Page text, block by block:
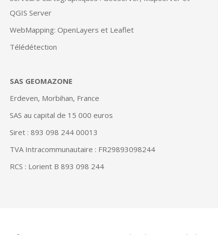
QGIS Server
WebMapping: OpenLayers et Leaflet
Télédétection
SAS GEOMAZONE
Erdeven, Morbihan, France
SAS au capital de 15 000 euros
Siret : 893 098 244 00013
TVA Intracommunautaire : FR29893098244
RCS : Lorient B 893 098 244